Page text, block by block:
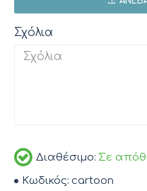
Διαθέσιμο: Σε
Κωδικός: cartoon
Σχόλια